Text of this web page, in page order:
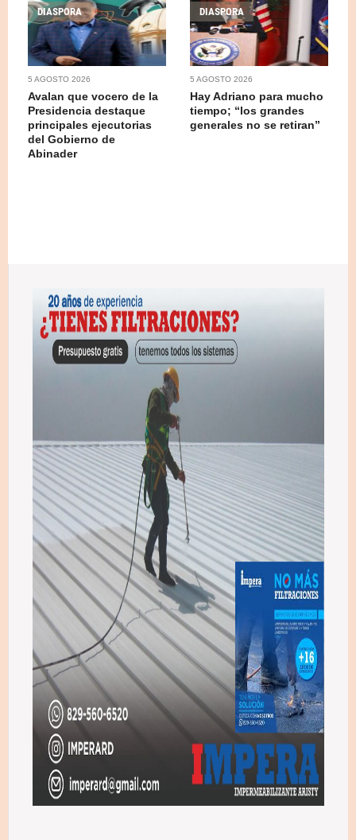
DIASPORA
5 AGOSTO 2026
Avalan que vocero de la
Presidencia destaque
principales ejecutorias
del Gobierno de
Abinader
DIASPORA
5 AGOSTO 2026
Hay Adriano para mucho
tiempo; “los grandes
generales no se retiran”